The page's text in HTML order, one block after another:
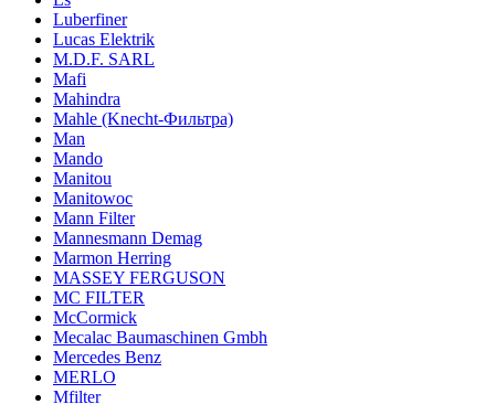
Luberfiner
Lucas Elektrik
M.D.F. SARL
Mafi
Mahindra
Mahle (Knecht-Фильтра)
Man
Mando
Manitou
Manitowoc
Mann Filter
Mannesmann Demag
Marmon Herring
MASSEY FERGUSON
MC FILTER
McCormick
Mecalac Baumaschinen Gmbh
Mercedes Benz
MERLO
Mfilter